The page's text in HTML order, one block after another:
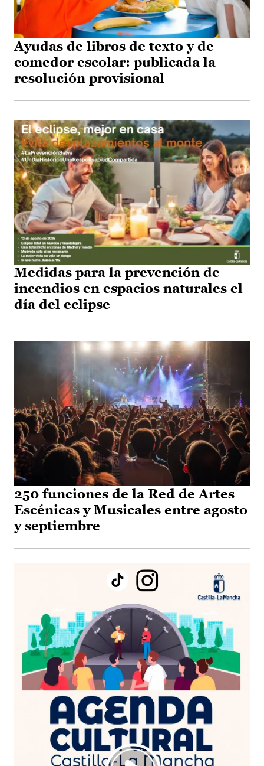
Ayudas de libros de texto y de
comedor escolar: publicada la
resolución provisional
Medidas para la prevención de
incendios en espacios naturales el
día del eclipse
250 funciones de la Red de Artes
Escénicas y Musicales entre agosto
y septiembre